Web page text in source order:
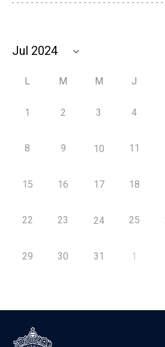
L M M J
1 2 3 4
8 9 10 11
15 16 17 18
22 23 24 25
29 30 31 1